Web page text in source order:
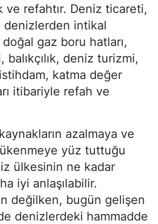
refahtır. Deniz ticareti,
denizlerden intikal
gaz boru hatları,
deniz turizmi,
katma değer
itibariyle refah ve
azalmaya ve
yüz tuttuğu
ülkesinin ne kadar
iyi anlaşılabilir.
değilken, bugün gelişen
denizlerdeki hammadde